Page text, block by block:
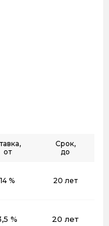
от
Срок,
до
14 % 20 лет
% 20 лет